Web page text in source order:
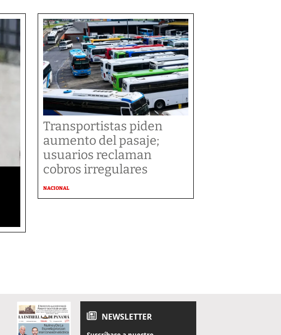
Transportistas piden
aumento del pasaje;
usuarios reclaman
cobros irregulares
NACIONAL
NEWSLETTER